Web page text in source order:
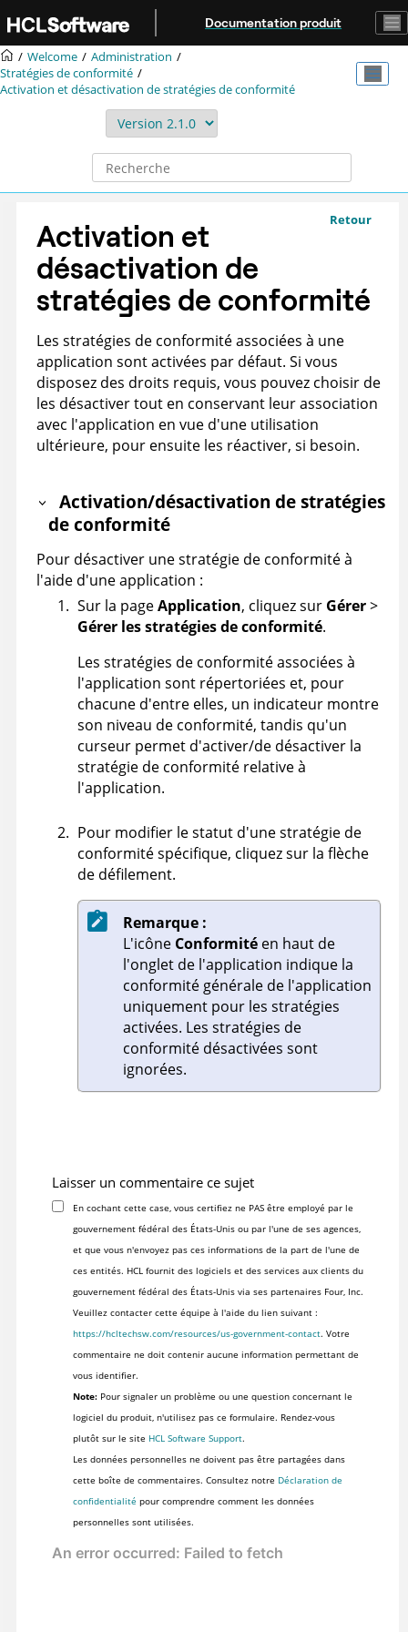
Aller au contenu principal
Documentation produit
Welcome
Administration
Stratégies de conformité
Activation et désactivation de stratégies de conformité
Retour
Activation et
désactivation de
stratégies de conformité
Les stratégies de conformité associées à une
application sont activées par défaut. Si vous
disposez des droits requis, vous pouvez choisir de
les désactiver tout en conservant leur association
avec l'application en vue d'une utilisation
ultérieure, pour ensuite les réactiver, si besoin.
Activation/désactivation de stratégies
de conformité
Pour désactiver une stratégie de conformité à
l'aide d'une application :
Sur la pageApplication, cliquez sur Gérer>
Gérer les stratégies de conformité.
Les stratégies de conformité associées à
l'application sont répertoriées et, pour
chacune d'entre elles, un indicateur montre
son niveau de conformité, tandis qu'un
curseur permet d'activer/de désactiver la
stratégie de conformité relative à
l'application.
Pour modifier le statut d'une stratégie de
conformité spécifique, cliquez sur la flèche
de défilement.
Remarque :
L'icône Conformité en haut de
l'onglet de l'application indique la
conformité générale de l'application
uniquement pour les stratégies
activées. Les stratégies de
conformité désactivées sont
ignorées.
Laisser un commentaire ce sujet
En cochant cette case, vous certifiez ne PAS être employé par le
gouvernement fédéral des États-Unis ou par l'une de ses agences,
et que vous n'envoyez pas ces informations de la part de l'une de
ces entités. HCL fournit des logiciels et des services aux clients du
gouvernement fédéral des États-Unis via ses partenaires Four, Inc.
Veuillez contacter cette équipe à l'aide du lien suivant :
https://hcltechsw.com/resources/us-government-contact. Votre
commentaire ne doit contenir aucune information permettant de
vous identifier.
Note:Pour signaler un problème ou une question concernant le
logiciel du produit, n'utilisez pas ce formulaire. Rendez-vous
plutôt sur le site HCL Software Support.
Les données personnelles ne doivent pas être partagées dans
cette boîte de commentaires. Consultez notre Déclaration de
confidentialité pour comprendre comment les données
personnelles sont utilisées.